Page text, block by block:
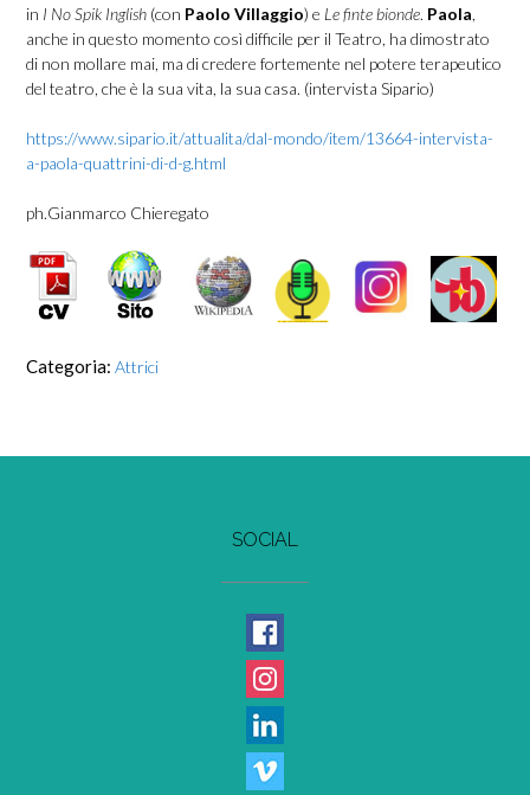
in I No Spik Inglish (con Paolo Villaggio) e Le finte bionde. Paola,
anche in questo momento così difficile per il Teatro, ha dimostrato
di non mollare mai, ma di credere fortemente nel potere terapeutico
del teatro, che è la sua vita, la sua casa. (intervista Sipario)
https://www.sipario.it/attualita/dal-mondo/item/13664-intervista-
a-paola-quattrini-di-d-g.html
ph.Gianmarco Chieregato
Categoria: Attrici
SOCIAL